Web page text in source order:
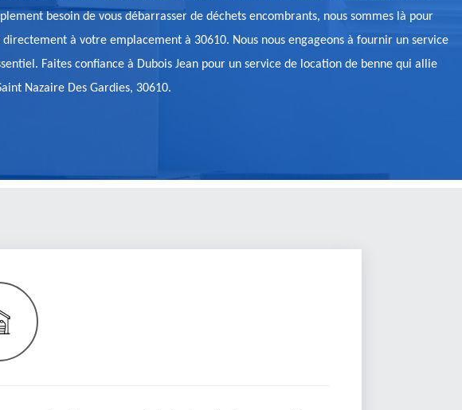
besoin de vous débarrasser de déchets encombrants, nous sommes là pour
à votre emplacement à 30610. Nous nous engageons à fournir un service
Faites confiance à Dubois Jean pour un service de location de benne qui allie
Nazaire Des Gardies, 30610.